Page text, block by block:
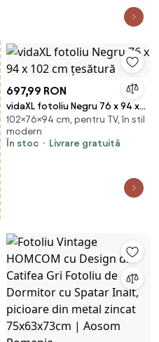
697,99 RON
vidaXL fotoliu Negru 76 x 94 x
102 cm țesătură
102×76×94 cm, pentru TV, în stil
modern
În stoc
Livrare gratuită